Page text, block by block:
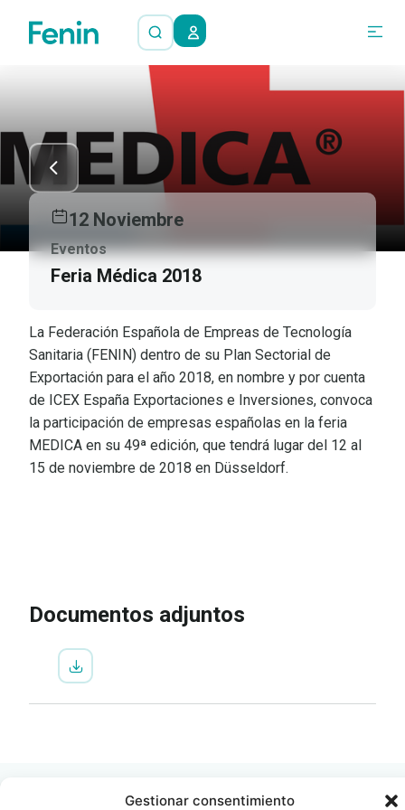
Gestionar consentimiento
12 Noviembre
Eventos
Feria Médica 2018
La Federación Española de Empreas de Tecnología
Sanitaria (FENIN) dentro de su Plan Sectorial de
Exportación para el año 2018, en nombre y por cuenta
de ICEX España Exportaciones e Inversiones, convoca
la participación de empresas españolas en la feria
MEDICA en su 49ª edición, que tendrá lugar del 12 al
15 de noviembre de 2018 en Düsseldorf.
Documentos adjuntos